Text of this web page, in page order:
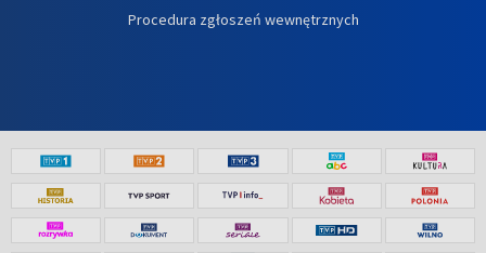
Procedura zgłoszeń wewnętrznych